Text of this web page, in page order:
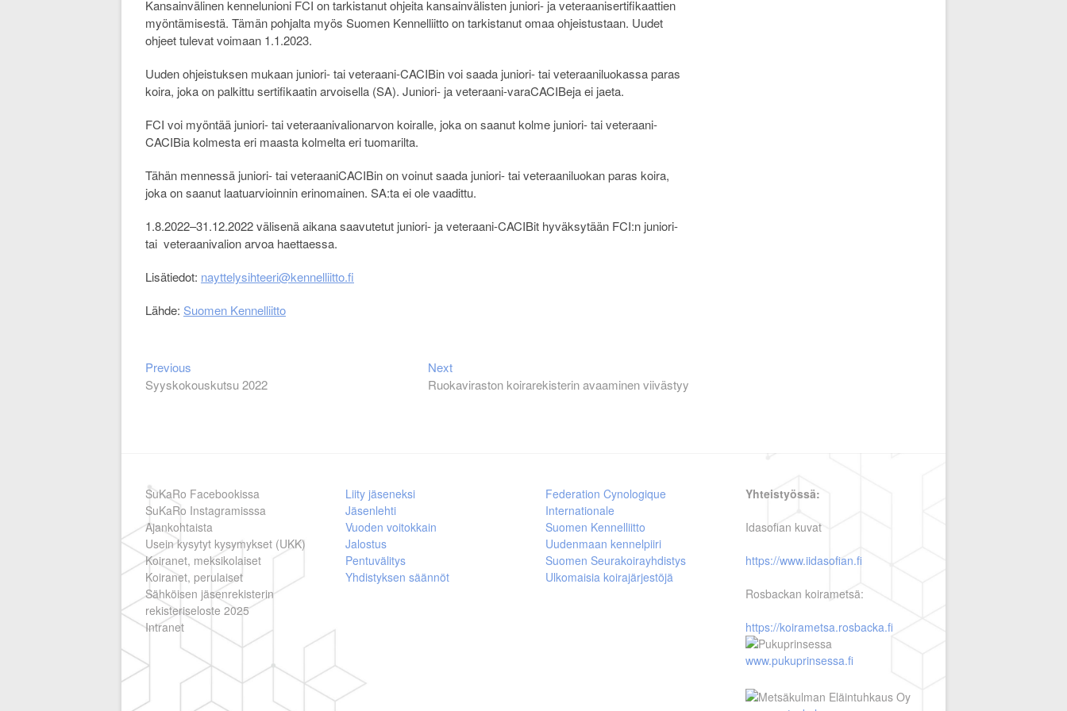
Kansainvälinen kennelunioni FCI on tarkistanut ohjeita kansainvälisten juniori- ja veteraanisertifikaattien
myöntämisestä. Tämän pohjalta myös Suomen Kennelliitto on tarkistanut omaa ohjeistustaan. Uudet
ohjeet tulevat voimaan 1.1.2023.
Uuden ohjeistuksen mukaan juniori- tai veteraani-CACIBin voi saada juniori- tai veteraaniluokassa paras
koira, joka on palkittu sertifikaatin arvoisella (SA). Juniori- ja veteraani-varaCACIBeja ei jaeta.
FCI voi myöntää juniori- tai veteraanivalionarvon koiralle, joka on saanut kolme juniori- tai veteraani-
CACIBia kolmesta eri maasta kolmelta eri tuomarilta.
Tähän mennessä juniori- tai veteraaniCACIBin on voinut saada juniori- tai veteraaniluokan paras koira,
joka on saanut laatuarvioinnin erinomainen. SA:ta ei ole vaadittu.
1.8.2022–31.12.2022 välisenä aikana saavutetut juniori- ja veteraani-CACIBit hyväksytään FCI:n juniori-
tai veteraanivalion arvoa haettaessa.
Lisätiedot: nayttelysihteeri@kennelliitto.fi
Lähde: Suomen Kennelliitto
Artikkelien
selaus
Previous
post:
Syyskokouskutsu 2022
NextNext
post:
Ruokaviraston koirarekisterin avaaminen viivästyy
SuKaRo Facebookissa
SuKaRo Instagramisssa
Ajankohtaista
Usein kysytyt kysymykset (UKK)
Koiranet, meksikolaiset
Koiranet, perulaiset
Sähköisen jäsenrekisterin
rekisteriseloste 2025
Intranet
Liity jäseneksi
Jäsenlehti
Vuoden voitokkain
Jalostus
Pentuvälitys
Yhdistyksen säännöt
Federation Cynologique
Internationale
Suomen Kennelliitto
Uudenmaan kennelpiiri
Suomen Seurakoirayhdistys
Ulkomaisia koirajärjestöjä
Yhteistyössä:
Idasofian kuvat
https://www.iidasofian.fi
Rosbackan koirametsä:
https://koirametsa.rosbacka.fi
www.pukuprinsessa.fi